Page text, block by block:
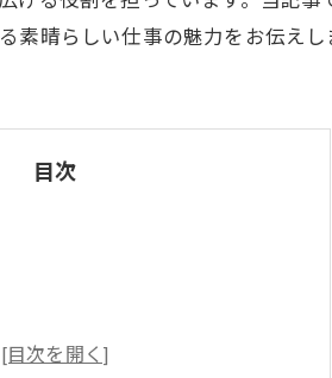
晴らしい仕事の魅力をお伝えし
目次